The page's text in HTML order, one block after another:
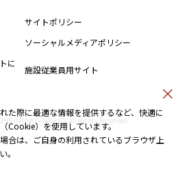
た際に最適な情報を提供するなど、快適に
Cookie）を使用しています。
合は、ご自身の利用されているブラウザ上
。
サイトポリシー
ソーシャルメディアポリシー
に
施設従業員用サイト
GARDENS.All Rights Reserved